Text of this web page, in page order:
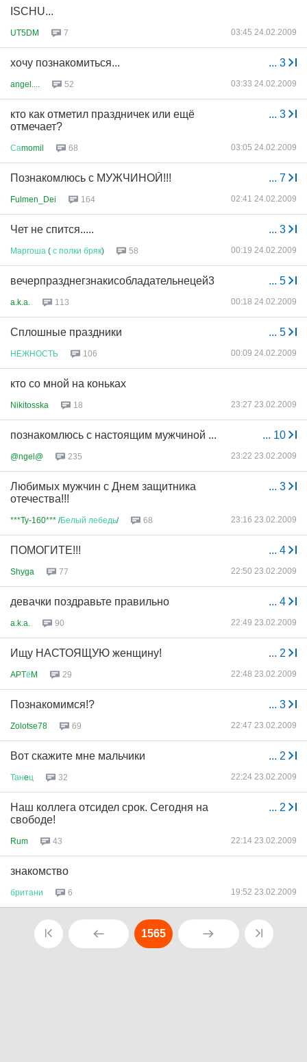
ISCHU...
UT5DM 7 03:45 24.02.2009
... 3
хочу познакомиться...
angel.... 52 03:33 24.02.2009
... 3
кто как отметил праздничек или ещё
отмечает?
Саmomil 68 03:05 24.02.2009
... 7
Познакомлюсь с МУЖЧИНОЙ!!!
Fulmen_Dei 164 02:41 24.02.2009
... 3
Чет не спится.....
Маргоша ( с полки бряк) 58 00:19 24.02.2009
... 5
вечерпразднегзнакисобладательнецей3
a.k.a. 113 00:18 24.02.2009
... 5
Сплошные праздники
НЕЖНОСТЬ 106 00:09 24.02.2009
кто со мной на коньках
Nikitosska 18 23:27 23.02.2009
... 10
познакомлюсь с настоящим мужчиной ...
@ngel@ 235 23:22 23.02.2009
... 3
Любимых мужчин с Днем защитника
отечества!!!
***Ty-160*** /Белый лебедь/ 68 23:16 23.02.2009
... 4
ПОМОГИТЕ!!!
Shyga 77 22:50 23.02.2009
... 4
девачки поздравьте правильно
a.k.a. 90 22:49 23.02.2009
... 2
Ищу НАСТОЯЩУЮ женщину!
APTёM 29 22:48 23.02.2009
... 3
Познакомимся!?
Zolotse78 69 22:47 23.02.2009
... 2
Вот скажите мне мальчики
Танeц 32 22:24 23.02.2009
... 2
Наш коллега отсидел срок. Сегодня на
свободе!
Rum 43 22:14 23.02.2009
знакомство
британи 6 19:52 23.02.2009
1565